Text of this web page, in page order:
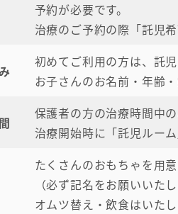
予約が必要です。
治療のご予約の際「託児
初めてご利用の方は、託
お子さんのお名前・年齢
保護者の方の治療時間中
治療開始時に「託児ルー
たくさんのおもちゃを用
（必ず記名をお願いいたし
オムツ替え・飲食はいた